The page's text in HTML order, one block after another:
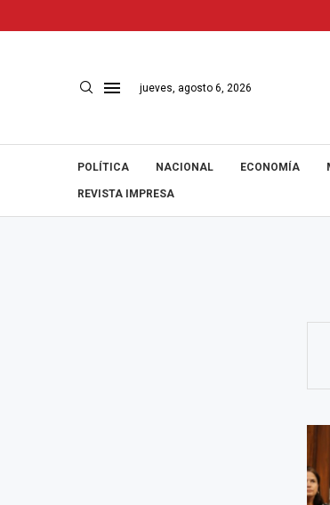
jueves, agosto 6, 2026
POLÍTICA NACIONAL ECONOMÍA
REVISTA IMPRESA